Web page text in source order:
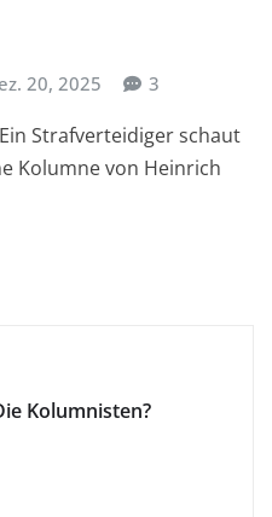
20, 2025 3
Strafverteidiger schaut
Kolumne von Heinrich
Kolumnisten?